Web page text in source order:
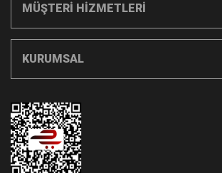
MÜŞTERİ HİZMETLERİ
KURUMSAL